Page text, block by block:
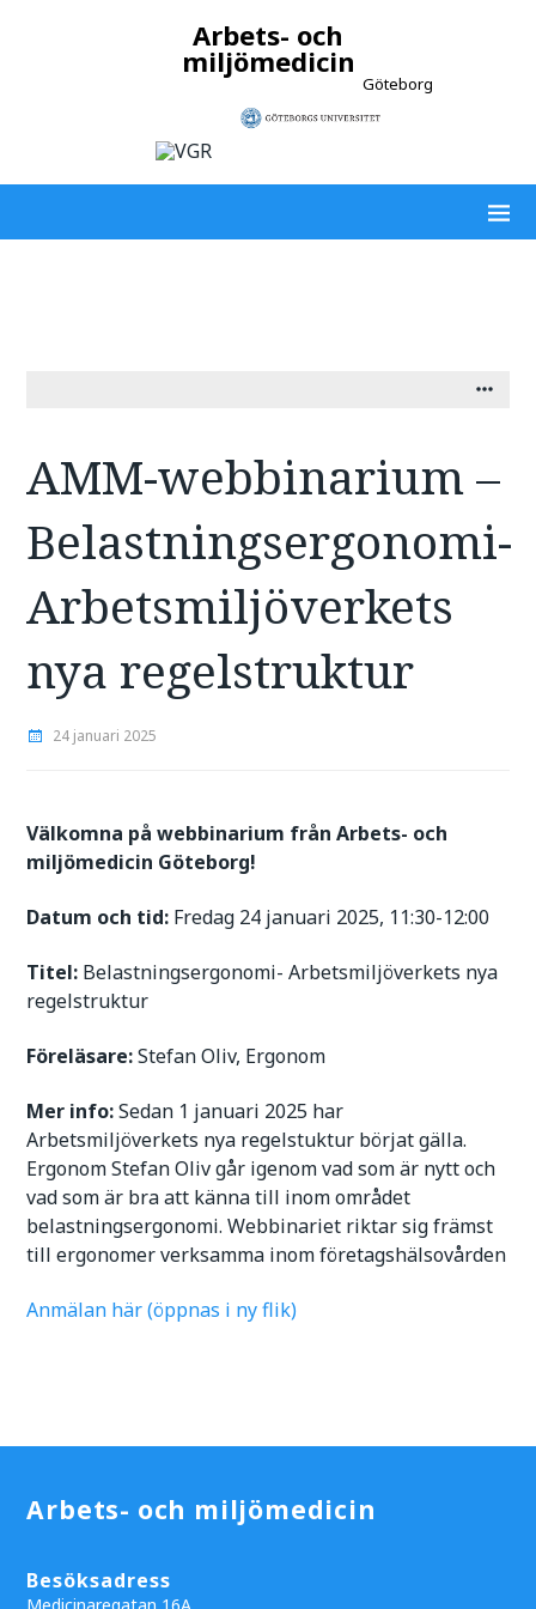
Arbets- och
miljömedicin
Göteborg
AMM-webbinarium –
Belastningsergonomi-
Arbetsmiljöverkets
nya regelstruktur
24 januari 2025
Välkomna på webbinarium från Arbets- och
miljömedicin Göteborg!
Datum och tid: Fredag 24 januari 2025, 11:30-12:00
Titel: Belastningsergonomi- Arbetsmiljöverkets nya
regelstruktur
Föreläsare:Stefan Oliv, Ergonom
Mer info:Sedan 1 januari 2025 har
Arbetsmiljöverkets nya regelstuktur börjat gälla.
Ergonom Stefan Oliv går igenom vad som är nytt och
vad som är bra att känna till inom området
belastningsergonomi. Webbinariet riktar sig främst
till ergonomer verksamma inom företagshälsovården
Anmälan här (öppnas i ny flik)
Arbets- och miljömedicin
Besöksadress
Medicinaregatan 16A